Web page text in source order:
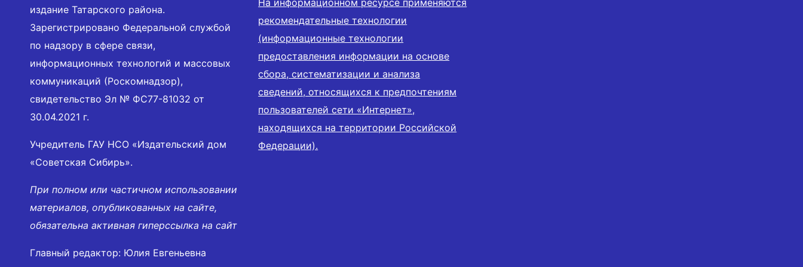
издание Татарского района.
Зарегистрировано Федеральной службой
по надзору в сфере связи,
информационных технологий и массовых
коммуникаций (Роскомнадзор),
свидетельство Эл № ФС77-81032 от
30.04.2021 г.
Учредитель ГАУ НСО «Издательский дом
«Советская Сибирь».
При полном или частичном использовании
материалов, опубликованных на сайте,
обязательна активная гиперссылка на сайт
Главный редактор: Юлия Евгеньевна
На информационном ресурсе применяются
рекомендательные технологии
(информационные технологии
предоставления информации на основе
сбора, систематизации и анализа
сведений, относящихся к предпочтениям
пользователей сети «Интернет»,
находящихся на территории Российской
Федерации).